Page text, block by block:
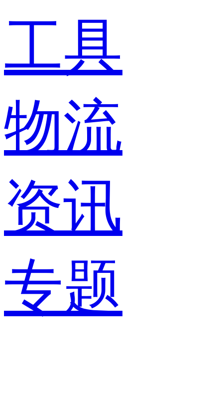
工具
物流
资讯
专题